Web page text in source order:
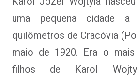
uma pequena cidade
quilômetros de Cracóvia
maio de 1920. Era o
filhos de Karol